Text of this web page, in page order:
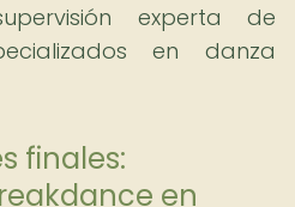
experta de
en danza
finales:
en